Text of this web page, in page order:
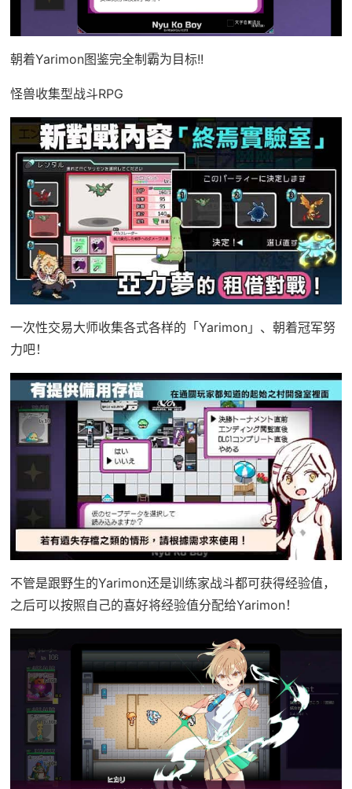
朝着Yarimon图鉴完全制霸为目标!!
怪兽收集型战斗RPG
一次性交易大师收集各式各样的「Yarimon」、朝着冠军努
力吧！
不管是跟野生的Yarimon还是训练家战斗都可获得经验值，
之后可以按照自己的喜好将经验值分配给Yarimon！